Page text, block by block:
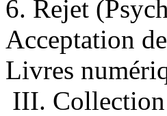
6. Rejet
Acceptation
Livres
III.